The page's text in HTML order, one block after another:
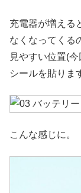
充電器が増える
なくなってくる
見やすい位置(
シールを貼りま
こんな感じに。